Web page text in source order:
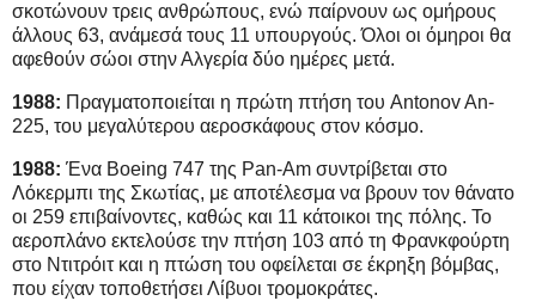
σκοτώνουν τρεις ανθρώπους, ενώ παίρνουν ως ομήρους
άλλους 63, ανάμεσά τους 11 υπουργούς. Όλοι οι όμηροι θα
αφεθούν σώοι στην Αλγερία δύο ημέρες μετά.
1988: Πραγματοποιείται η πρώτη πτήση του Antonov An-
225, του μεγαλύτερου αεροσκάφους στον κόσμο.
1988: Ένα Boeing 747 της Pan-Am συντρίβεται στο
Λόκερμπι της Σκωτίας, με αποτέλεσμα να βρουν τον θάνατο
οι 259 επιβαίνοντες, καθώς και 11 κάτοικοι της πόλης. Το
αεροπλάνο εκτελούσε την πτήση 103 από τη Φρανκφούρτη
στο Ντιτρόιτ και η πτώση του οφείλεται σε έκρηξη βόμβας,
που είχαν τοποθετήσει Λίβυοι τρομοκράτες.